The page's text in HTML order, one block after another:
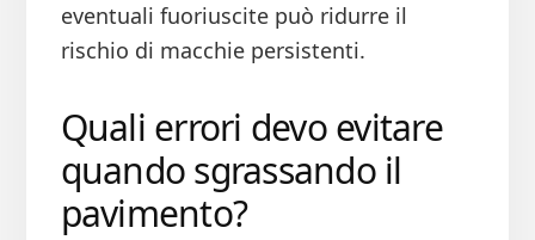
eventuali fuoriuscite può ridurre il
rischio di macchie persistenti.
Quali errori devo evitare
quando sgrassando il
pavimento?